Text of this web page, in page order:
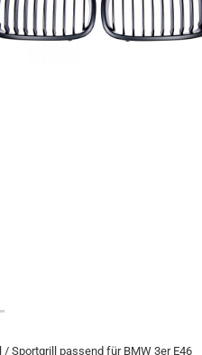
/ Sportgrill passend für BMW 3er E46